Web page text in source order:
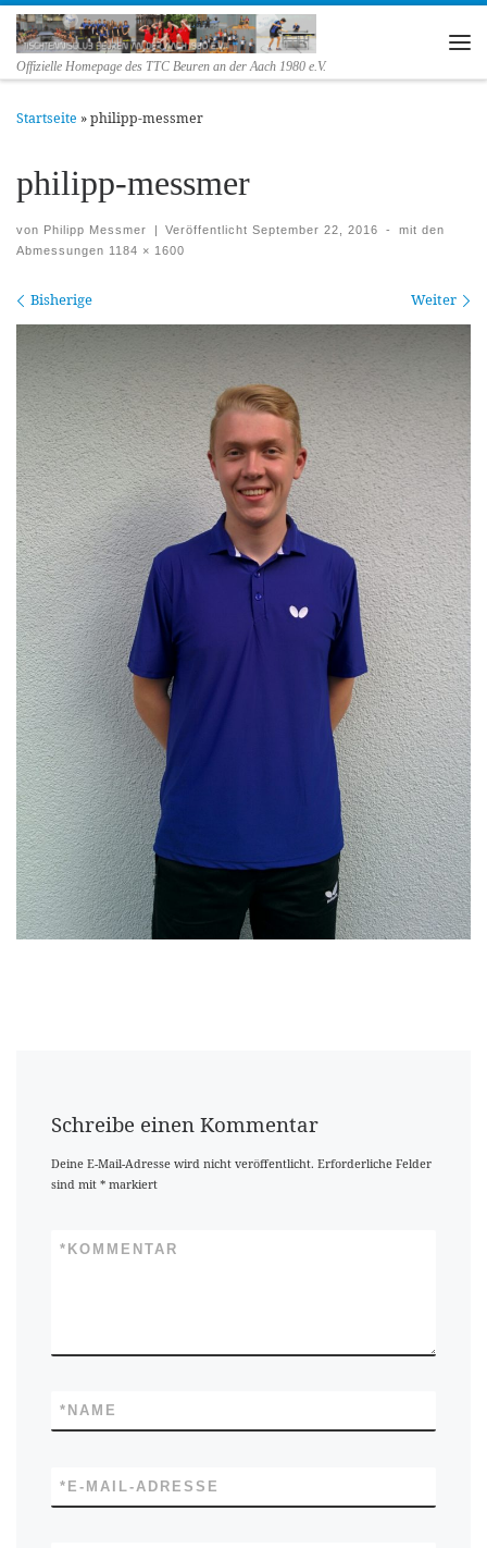
Zum Inhalt springen
Offizielle Homepage des TTC Beuren an der Aach 1980 e.V.
Startseite »philipp-messmer
philipp-messmer
von Philipp Messmer | VeröffentlichtSeptember 22, 2016 -
mit den
Abmessungen 1184 × 1600
Bilder Navigation
Bisherige Weiter
Schreibe einen Kommentar
Deine E-Mail-Adresse wird nicht veröffentlicht. Erforderliche Felder
sind mit* markiert
KOMMENTAR
*
NAME
*
E-MAIL-ADRESSE
*